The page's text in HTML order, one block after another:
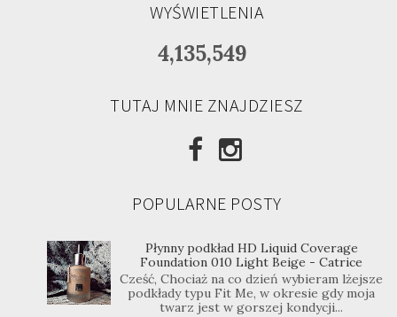
WYŚWIETLENIA
4,135,549
TUTAJ MNIE ZNAJDZIESZ
POPULARNE POSTY
Płynny podkład HD Liquid Coverage
Foundation 010 Light Beige - Catrice
Cześć, Chociaż na co dzień wybieram lżejsze
podkłady typu Fit Me, w okresie gdy moja
twarz jest w gorszej kondycji...